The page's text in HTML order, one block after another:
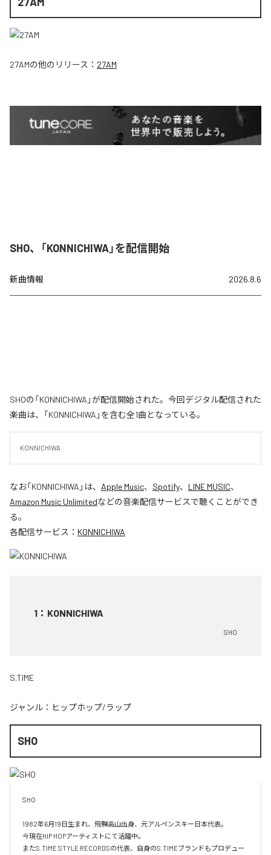
27AMの他のリリース： 27AM
SHO、「KONNICHIWA」を配信開始
新曲情報 2026.8.6
SHOの「KONNICHIWA」が配信開始された。今回デジタル配信された
楽曲は、「KONNICHIWA」を含む全1曲となっている。
KONNICHIWA
なお「KONNICHIWA 」は、 Apple Music、 Spotify、 LINE MUSIC、
Amazon Music Unlimitedなどの音楽配信サービスで聴くことができ
る。
各配信サービス： KONNICHIWA
1 ： KONNICHIWA
SHO
S.TIME
ジャンル： ヒップホップ/ラップ
SHO
SHO
1982年6月19日生まれ、飛騨高山出身、元アルペンスキー日本代表。
今現在HIP HOPアーティストにて活躍中。
またS.TIME STYLE RECORDSの代表、自身のS.TIMEブランドもプロデュー